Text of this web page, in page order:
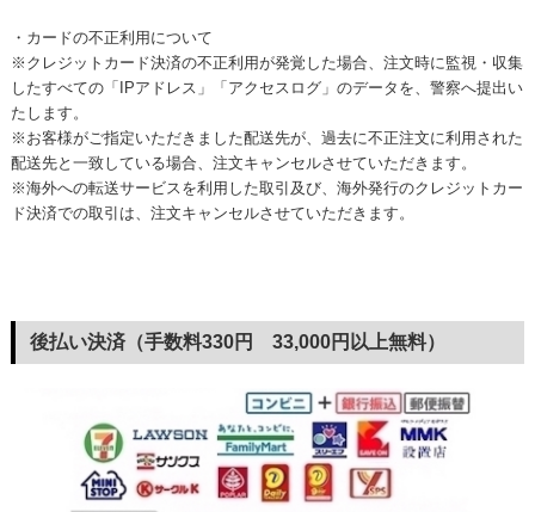
・カードの不正利用について
※クレジットカード決済の不正利用が発覚した場合、注文時に監視・収集
したすべての「IPアドレス」「アクセスログ」のデータを、警察へ提出い
たします。
※お客様がご指定いただきました配送先が、過去に不正注文に利用された
配送先と一致している場合、注文キャンセルさせていただきます。
※海外への転送サービスを利用した取引及び、海外発行のクレジットカー
ド決済での取引は、注文キャンセルさせていただきます。
後払い決済（手数料330円 33,000円以上無料）